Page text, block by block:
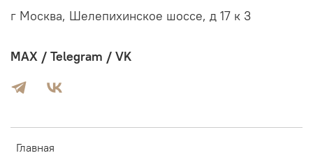
Главная
г Москва, Шелепихинское шоссе, д 17 к 3
MAX / Telegram / VK